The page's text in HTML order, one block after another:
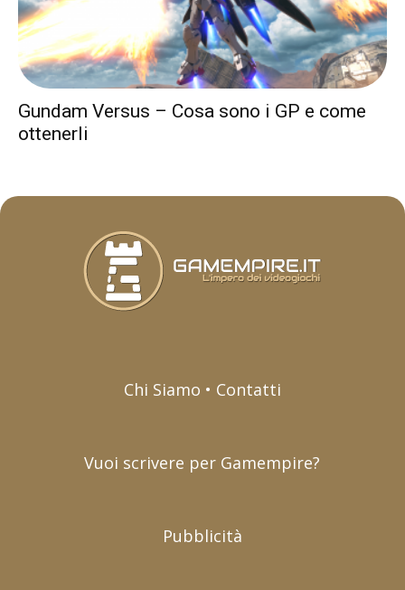
Gundam Versus – Cosa sono i GP e come
ottenerli
Chi Siamo • Contatti
Vuoi scrivere per Gamempire?
Pubblicità